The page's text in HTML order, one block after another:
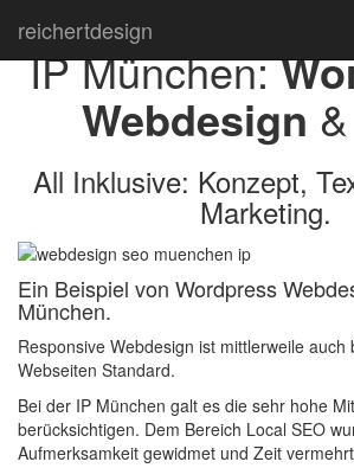
reichertdesign
IP München:
Webdesign &
All Inklusive: Konzept,
Marketing.
Ein Beispiel von Wordpress
München.
Responsive Webdesign ist mittlerweile auch
Webseiten Standard.
Bei der IP München galt es die sehr hohe
berücksichtigen. Dem Bereich Local SEO
Aufmerksamkeit gewidmet und Zeit